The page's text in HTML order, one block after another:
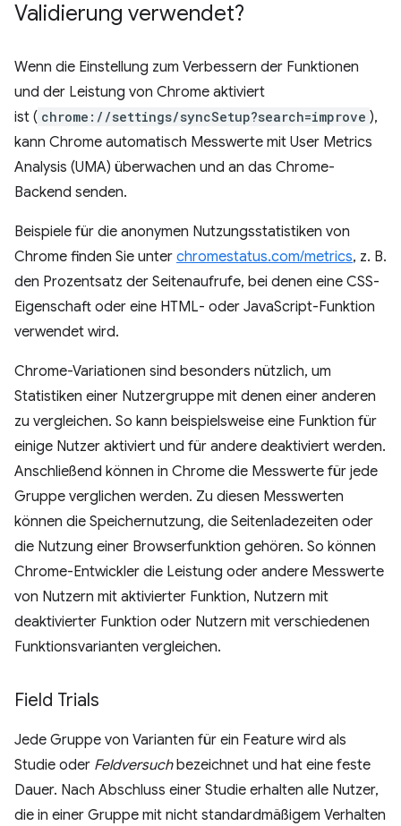
Validierung verwendet?
Wenn die Einstellung zum Verbessern der Funktionen
und der Leistung von Chrome aktiviert
ist ( chrome://settings/syncSetup?search=improve ),
kann Chrome automatisch Messwerte mit User Metrics
Analysis (UMA) überwachen und an das Chrome-
Backend senden.
Beispiele für die anonymen Nutzungsstatistiken von
Chrome finden Sie unter chromestatus.com/metrics, z. B.
den Prozentsatz der Seitenaufrufe, bei denen eine CSS-
Eigenschaft oder eine HTML- oder JavaScript-Funktion
verwendet wird.
Chrome-Variationen sind besonders nützlich, um
Statistiken einer Nutzergruppe mit denen einer anderen
zu vergleichen. So kann beispielsweise eine Funktion für
einige Nutzer aktiviert und für andere deaktiviert werden.
Anschließend können in Chrome die Messwerte für jede
Gruppe verglichen werden. Zu diesen Messwerten
können die Speichernutzung, die Seitenladezeiten oder
die Nutzung einer Browserfunktion gehören. So können
Chrome-Entwickler die Leistung oder andere Messwerte
von Nutzern mit aktivierter Funktion, Nutzern mit
deaktivierter Funktion oder Nutzern mit verschiedenen
Funktionsvarianten vergleichen.
Field Trials
Jede Gruppe von Varianten für ein Feature wird als
Studie oder Feldversuchbezeichnet und hat eine feste
Dauer. Nach Abschluss einer Studie erhalten alle Nutzer,
die in einer Gruppe mit nicht standardmäßigem Verhalten